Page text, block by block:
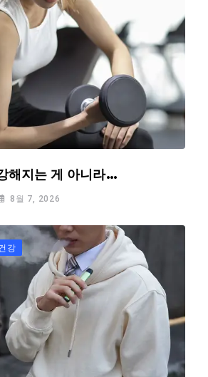
해지는 게 아니라…
8월 7, 2026
강